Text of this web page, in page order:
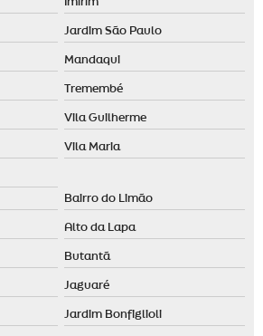
empresas
loja
de ambiente
aromatização profissional
Jardim São Paulo
Mandaqui
Tremembé
Vila Guilherme
Vila Maria
Bairro do Limão
Alto da Lapa
Butantã
Jaguaré
Jardim Bonfiglioli